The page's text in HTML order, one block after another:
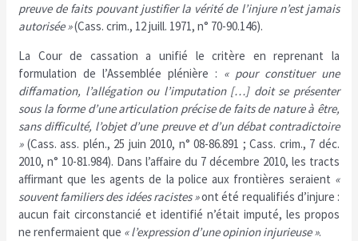
preuve de faits pouvant justifier la vérité de l’injure n’est jamais
autorisée »(Cass. crim., 12 juill. 1971, n° 70-90.146).
La Cour de cassation a unifié le critère en reprenant la
formulation de l’Assemblée plénière : « pour constituer une
diffamation, l’allégation ou l’imputation […] doit se présenter
sous la forme d’une articulation précise de faits de nature à être,
sans difficulté, l’objet d’une preuve et d’un débat contradictoire
»(Cass. ass. plén., 25 juin 2010, n° 08-86.891 ; Cass. crim., 7 déc.
2010, n° 10-81.984). Dans l’affaire du 7 décembre 2010, les tracts
affirmant que les agents de la police aux frontières seraient «
souvent familiers des idées racistes »ont été requalifiés d’injure :
aucun fait circonstancié et identifié n’était imputé, les propos
ne renfermaient que « l’expression d’une opinion injurieuse ».